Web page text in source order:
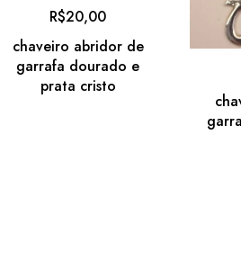
chaveiro abridor de
garrafa dourado e
prata cristo
R$20,00